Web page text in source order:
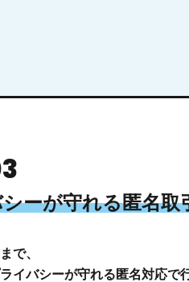
ーが守れる匿名取
で、
イバシーが守れる匿名対応で